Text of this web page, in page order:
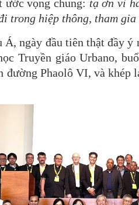
vọng chung: tạ ơn vì
trong hiệp thông, tham gia
ngày đầu tiên thật đầy
Truyền giáo Urbano,
đường Phaolô VI, và khép